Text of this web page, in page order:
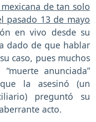
de tan solo
pasado 13 de mayo
en vivo desde su
dado de que hablar
caso, pues muchos
anunciada”
la asesinó (un
preguntó su
acto.